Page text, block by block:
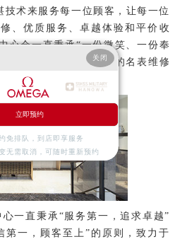
术来服务每一位顾客，让每一位
、优质服务、卓越体验和平价收
心会一直秉承“一份微笑、一份奉
，努力成为中国伟大的名表维修
一直秉承“服务第一，追求卓越”
第一，顾客至上”的原则，致力于
关闭
立即预约
免排队，到店即享服务
无需取消，可随时重新预约